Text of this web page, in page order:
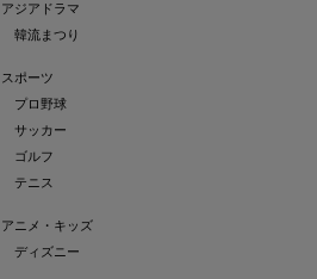
アジアドラマ
韓流まつり
スポーツ
プロ野球
サッカー
ゴルフ
テニス
アニメ・キッズ
ディズニー